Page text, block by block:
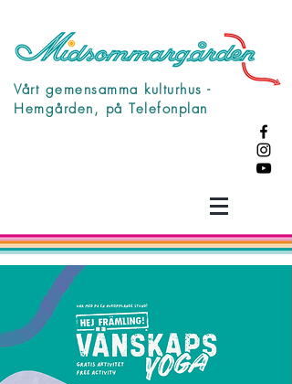
Vårt gemensamma kulturhus -
Hemgården, på Telefonplan